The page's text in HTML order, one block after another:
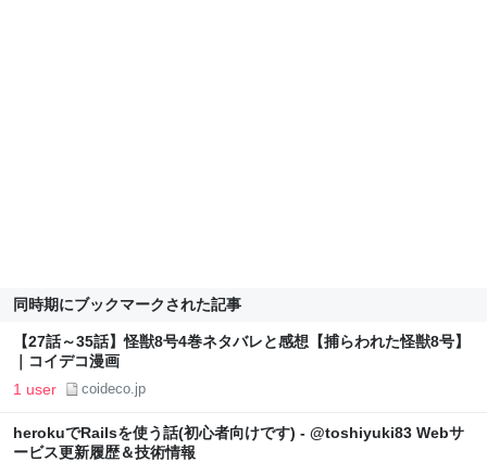
同時期にブックマークされた記事
【27話～35話】怪獣8号4巻ネタバレと感想【捕らわれた怪獣8号】
｜コイデコ漫画
1 user coideco.jp
herokuでRailsを使う話(初心者向けです) - @toshiyuki83 Webサ
ービス更新履歴＆技術情報